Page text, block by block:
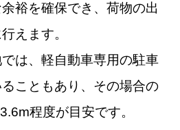
裕を確保でき、荷物の出
えます。
は、軽自動車専用の駐車
こともあり、その場合の
程度が目安です。